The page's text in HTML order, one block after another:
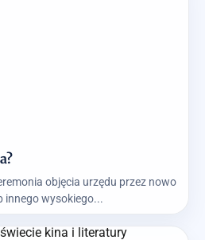
objęcia urzędu przez nowo
innego wysokiego...